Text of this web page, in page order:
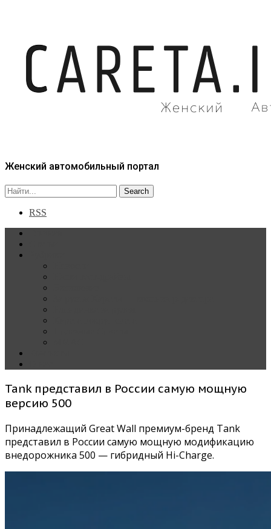
Женский автомобильный портал
RSS
Tank представил в России самую мощную
версию 500
Принадлежащий Great Wall премиум-бренд Tank
представил в России самую мощную модификацию
внедорожника 500 — гибридный Hi-Charge.